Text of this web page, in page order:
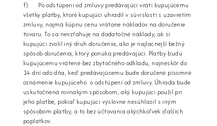
f) Po odstúpení od zmluvy predávajúci vráti kupujúcemu
všetky platby, ktoré kupujúci uhradil v súvislosti s uzavretím
zmluvy, najmä kúpnu cenu vrátane nákladov na doručenie
tovaru. To sa nevzťahuje na dodatočné náklady, ak si
kupujúci zvolil iný druh doručenia, ako je najlacnejší bežný
spôsob doručenia, ktorý ponúka predávajúci. Platby budú
kupujúcemu vrátené bez zbytočného odkladu, najneskôr do
14 dní odo dňa, keď predávajúcemu bude doručené písomné
oznámenie kupujúceho o odstúpení od zmluvy. Úhrada bude
uskutočnená rovnakým spôsobom, aký kupujúci použil pri
jeho platbe, pokiaľ kupujúci výslovne nesúhlasil s iným
spôsobom platby, a to bez účtovania akýchkoľvek ďalších
poplatkov.